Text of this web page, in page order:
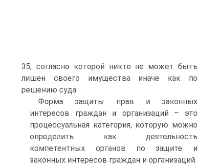
35, согласно которой никто не может быть
лишен своего имущества иначе как по
решению суда.
Форма защиты прав и законных
интересов граждан и организаций – это
процессуальная категория, которую можно
определить как деятельность
компетентных органов по защите и
законных интересов граждан и организаций.